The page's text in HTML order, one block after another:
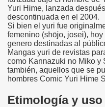
Yuri Hime, lanzada
descontinuada en el 2004.
Si bien el yuri fue
femenino (shōjo, josei),
genero destinadas al
Mangas yuri de revistas
como Kannazuki no Miko y
también, aquellos que se
hombres Comic Yuri Hime
Etimología y uso